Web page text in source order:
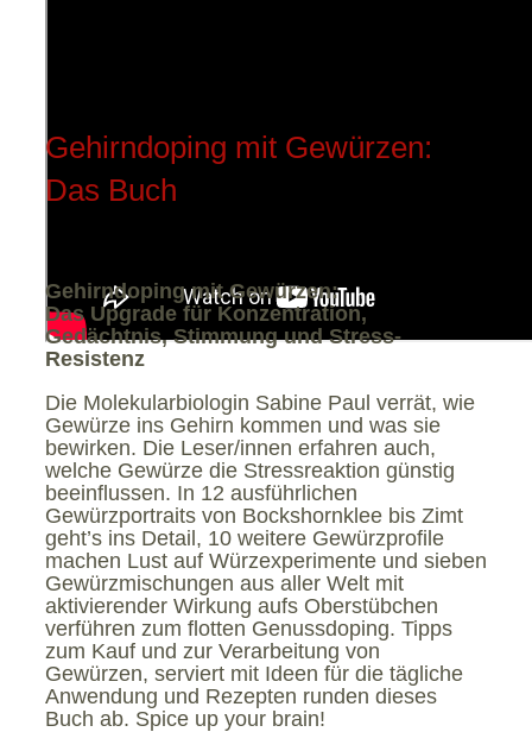
Gehirndoping mit Gewürzen:
Das Buch
Gehirndoping mit Gewürzen:
Das Upgrade für Konzentration,
Gedächtnis, Stimmung und Stress-
Resistenz
Die Molekularbiologin Sabine Paul verrät, wie
Gewürze ins Gehirn kommen und was sie
bewirken. Die Leser/innen erfahren auch,
welche Gewürze die Stressreaktion günstig
beeinflussen. In 12 ausführlichen
Gewürzportraits von Bockshornklee bis Zimt
geht’s ins Detail, 10 weitere Gewürzprofile
machen Lust auf Würzexperimente und sieben
Gewürzmischungen aus aller Welt mit
aktivierender Wirkung aufs Oberstübchen
verführen zum flotten Genussdoping. Tipps
zum Kauf und zur Verarbeitung von
Gewürzen, serviert mit Ideen für die tägliche
Anwendung und Rezepten runden dieses
Buch ab. Spice up your brain!